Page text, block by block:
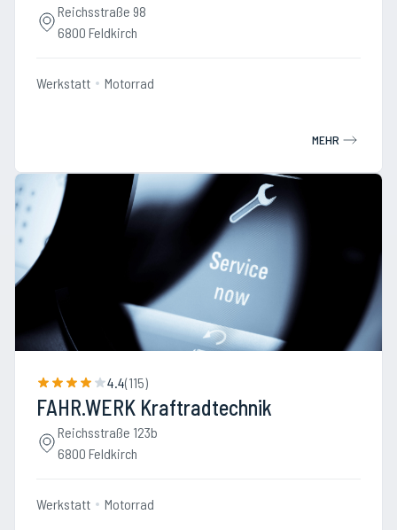
Reichsstraße 98
6800 Feldkirch
Werkstatt Motorrad
MEHR
4.4(115)
FAHR.WERK Kraftradtechnik
Reichsstraße 123b
6800 Feldkirch
Werkstatt Motorrad